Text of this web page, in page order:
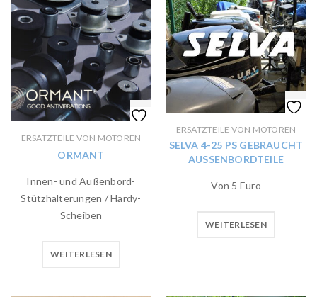
ERSATZTEILE VON MOTOREN
ORMANT
Innen- und Außenbord-
Stützhalterungen / Hardy-
Scheiben
WEITERLESEN
ERSATZTEILE VON MOTOREN
SELVA 4-25 PS GEBRAUCHT
AUSSENBORDTEILE
Von 5 Euro
WEITERLESEN